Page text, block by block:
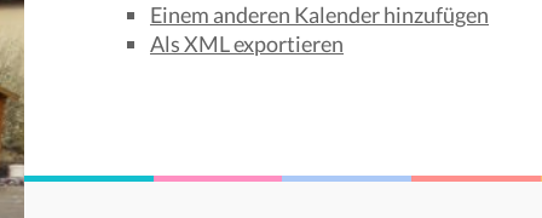
Einem anderen Kalender hinzufügen
Als XML exportieren